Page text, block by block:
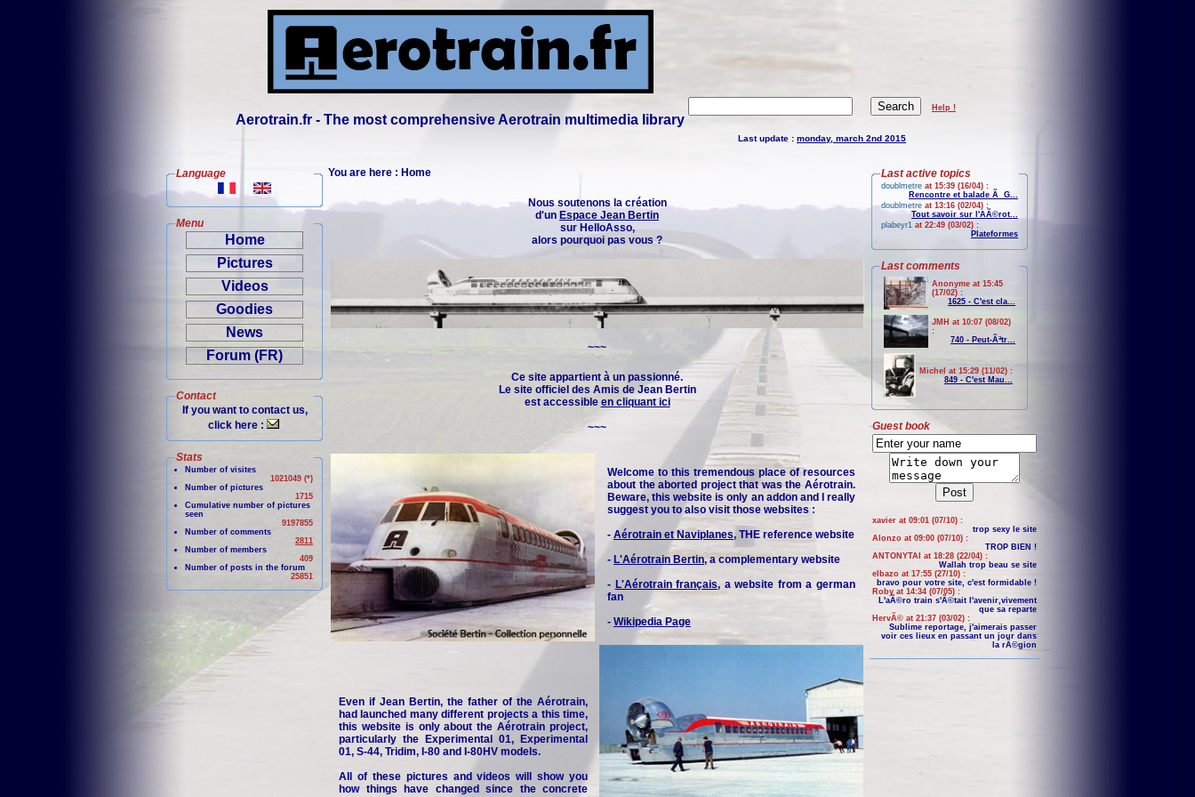
Aerotrain.fr - The most comprehensive Aerotrain multimedia library
Help !
Last update : monday, march 2nd 2015
Language
Menu
Home
Pictures
Videos
Goodies
News
Forum (FR)
Contact
If you want to contact us,
click here :
Stats
Number of visites
1021049 (*)
Number of pictures
1715
Cumulative number of pictures
seen
9197855
Number of comments
2811
Number of members
409
Number of posts in the forum
25851
You are here : Home
Nous soutenons la création
d'un Espace Jean Bertin
sur HelloAsso,
alors pourquoi pas vous ?
~~~
Ce site appartient à un passionné.
Le site officiel des Amis de Jean Bertin
est accessible en cliquant ici
~~~
Welcome to this tremendous place of resources
about the aborted project that was the Aérotrain.
Beware, this website is only an addon and I really
suggest you to also visit those websites :
- Aérotrain et Naviplanes, THE reference website
- L'Aérotrain Bertin, a complementary website
- L'Aérotrain français, a website from a german
fan
- Wikipedia Page
Even if Jean Bertin, the father of the Aérotrain,
had launched many different projects a this time,
this website is only about the Aérotrain project,
particularly the Experimental 01, Experimental
01, S-44, Tridim, I-80 and I-80HV models.
All of these pictures and videos will show you
how things have changed since the concrete
Last active topics
doublmetre at 15:39 (16/04) :
Rencontre et balade Ã G...
doublmetre at 13:16 (02/04) :
Tout savoir sur l'AÃ©rot...
plabeyr1 at 22:49 (03/02) :
Plateformes
Last comments
Anonyme at 15:45
(17/02) :
1625 - C'est cla...
JMH at 10:07 (08/02)
:
740 - Peut-Ãªtr...
Michel at 15:29 (11/02) :
849 - C'est Mau...
Guest book
xavier at 09:01 (07/10) :
trop sexy le site
Alonzo at 09:00 (07/10) :
TROP BIEN !
ANTONYTAI at 18:28 (22/04) :
Wallah trop beau se site
elbazo at 17:55 (27/10) :
bravo pour votre site, c'est formidable !
Roby at 14:34 (07/05) :
L'aÃ©ro train s'Ã©tait l'avenir,vivement
que sa reparte
HervÃ© at 21:37 (03/02) :
Sublime reportage, j'aimerais passer
voir ces lieux en passant un jour dans
la rÃ©gion